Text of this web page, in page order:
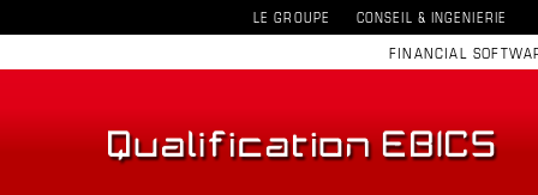
LE GROUPE CONSEIL & INGENIERIE
FINANCIAL